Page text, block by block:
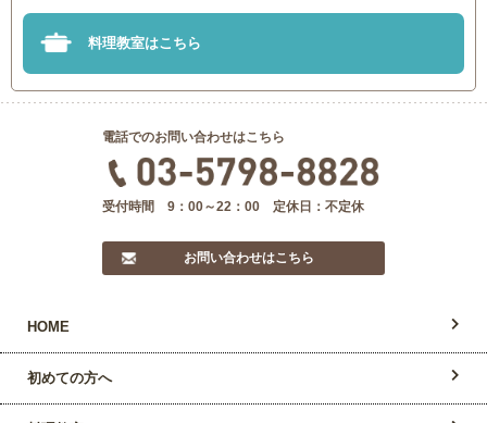
料理教室はこちら
電話でのお問い合わせはこちら
受付時間 9：00～22：00 定休日：不定休
お問い合わせはこちら
HOME
初めての方へ